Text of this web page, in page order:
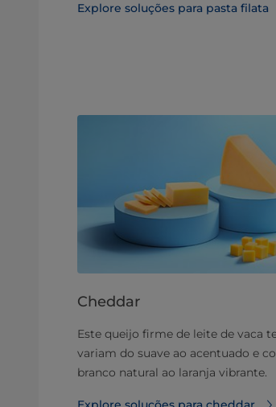
Explore soluções para pasta filata
Cheddar
Este queijo firme de leite de vaca
variam do suave ao acentuado e
branco natural ao laranja vibrante.